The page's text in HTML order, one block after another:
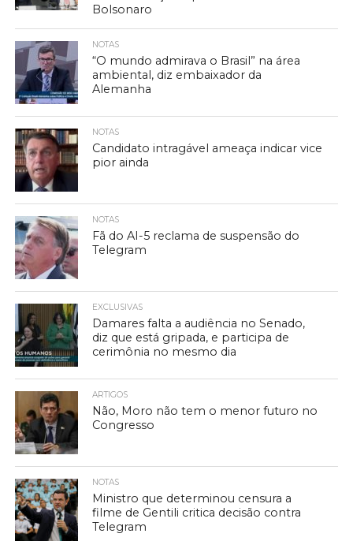
Bolsonaro
NOTAS
“O mundo admirava o Brasil” na área
ambiental, diz embaixador da
Alemanha
NOTAS
Candidato intragável ameaça indicar vice
pior ainda
NOTAS
Fã do AI-5 reclama de suspensão do
Telegram
EXCLUSIVAS
Damares falta a audiência no Senado,
diz que está gripada, e participa de
cerimônia no mesmo dia
ARTIGOS
Não, Moro não tem o menor futuro no
Congresso
NOTAS
Ministro que determinou censura a
filme de Gentili critica decisão contra
Telegram